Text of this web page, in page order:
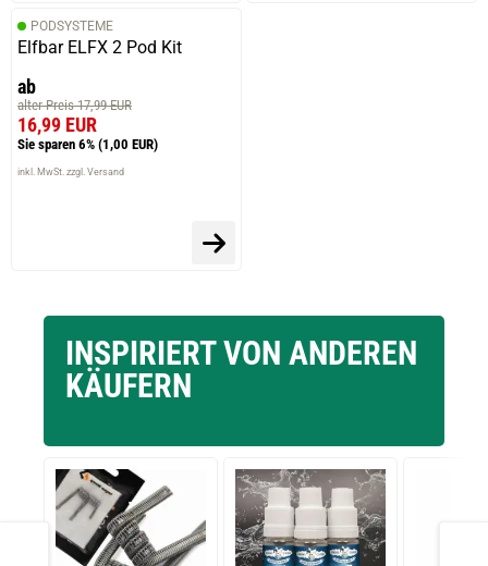
PODSYSTEME
Elfbar ELFX 2 Pod Kit
ab
alter Preis 17,99 EUR
16,99 EUR
Sie sparen 6% (1,00 EUR)
inkl. MwSt. zzgl. Versand
INSPIRIERT VON ANDEREN
KÄUFERN